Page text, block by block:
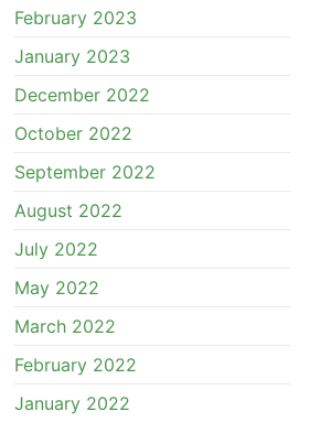
February 2023
January 2023
December 2022
October 2022
September 2022
August 2022
July 2022
May 2022
March 2022
February 2022
January 2022